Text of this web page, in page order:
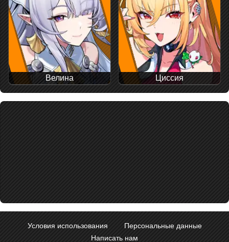
Велина Циссия
Условия использования
Персональные данные
Написать нам